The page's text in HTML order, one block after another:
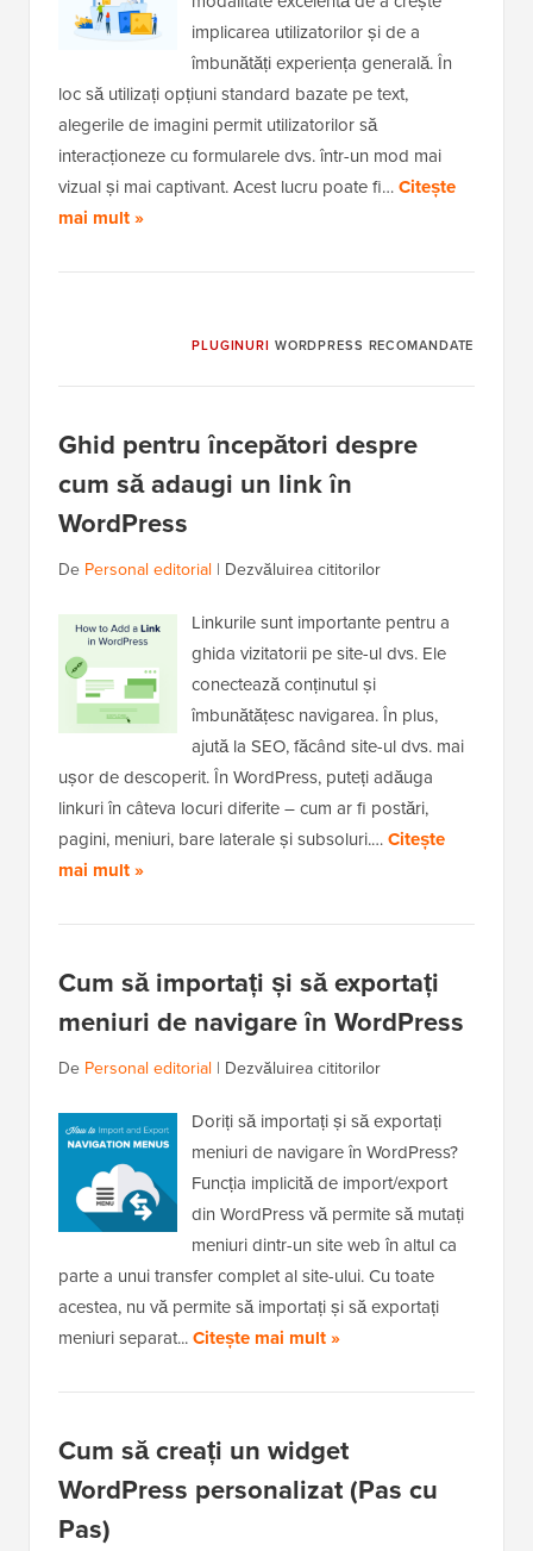
implicarea utilizatorilor și de a
îmbunătăți experiența generală. În
loc să utilizați opțiuni standard bazate pe text,
alegerile de imagini permit utilizatorilor să
interacționeze cu formularele dvs. într-un mod mai
vizual și mai captivant. Acest lucru poate fi…Citește
mai mult »
PLUGINURI WORDPRESS RECOMANDATE
Ghid pentru începători despre
cum să adaugi un link în
WordPress
De Personal editorial | Dezvăluirea cititorilor
Linkurile sunt importante pentru a
ghida vizitatorii pe site-ul dvs. Ele
conectează conținutul și
îmbunătățesc navigarea. În plus,
ajută la SEO, făcând site-ul dvs. mai
ușor de descoperit. În WordPress, puteți adăuga
linkuri în câteva locuri diferite – cum ar fi postări,
pagini, meniuri, bare laterale și subsoluri.…Citește
mai mult »
Cum să importați și să exportați
meniuri de navigare în WordPress
De Personal editorial | Dezvăluirea cititorilor
Doriți să importați și să exportați
meniuri de navigare în WordPress?
Funcția implicită de import/export
din WordPress vă permite să mutați
meniuri dintr-un site web în altul ca
parte a unui transfer complet al site-ului. Cu toate
acestea, nu vă permite să importați și să exportați
meniuri separat...Citește mai mult »
Cum să creați un widget
WordPress personalizat (Pas cu
Pas)